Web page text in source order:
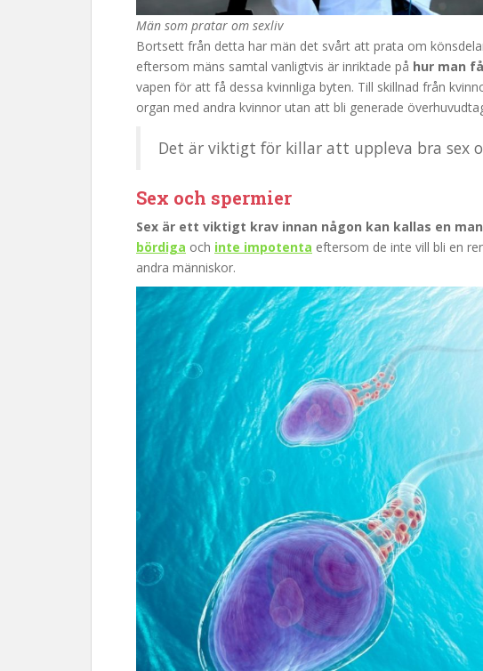
Män som pratar om sexliv
Bortsett från detta har män det svårt att prata om
eftersom mäns samtal vanligtvis är inriktade på hur man
vapen för att få dessa kvinnliga byten. Till skillnad från
organ med andra kvinnor utan att bli generade
Det är viktigt för killar att uppleva bra sex
Sex och spermier
Sex är ett viktigt krav innan någon kan kallas en man
bördiga och inte impotenta eftersom de inte vill bli en
andra människor.